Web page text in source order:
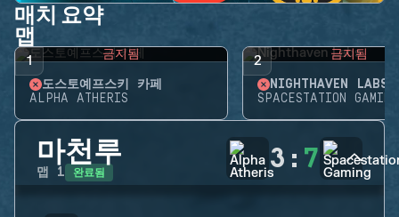
매치 요약
맵
1 금지됨
도스토예프스키 카페
ALPHA ATHERIS
2 금지됨
NIGHTHAVEN LABS
SPACESTATION GAMING
마천루
맵 1 완료됨 3 : 7